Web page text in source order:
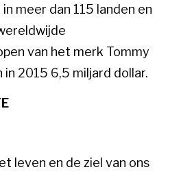
meer dan 115 landen en
van het merk Tommy
2015 6,5 miljard dollar.
leven en de ziel van ons